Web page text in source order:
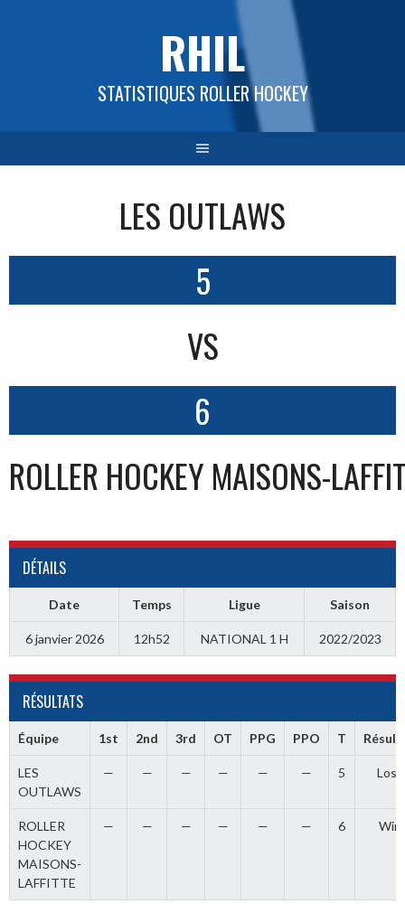
RHIL
STATISTIQUES ROLLER HOCKEY
LES OUTLAWS
5
VS
6
ROLLER HOCKEY MAISONS-
DÉTAILS
Date Temps Ligue Saison
6 janvier 2026 12h52 NATIONAL 1 H 2022/2023
RÉSULTATS
Équipe 1st 2nd 3rd OT PPG PPO T
LES
OUTLAWS
— — — — — — 5 Loss
ROLLER
HOCKEY
MAISONS-
LAFFITTE
— — — — — — 6 Win